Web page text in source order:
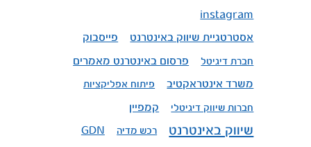
instagram
אסטרטגיית שיווק באינטרנט פייסבוק
חברת דיגיטל
פרסום באינטרנט מאמרים
משרד אינטראקטיב
פיתוח אפליקציות
חברות שיווק דיגיטלי קמפיין
שיווק באינטרנט רכש מדיה GDN